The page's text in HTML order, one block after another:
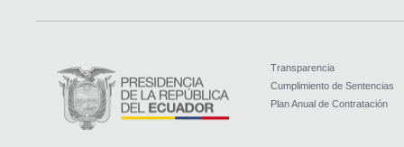
Transparencia
Cumplimiento de Sentencias
Plan Anual de Contratación